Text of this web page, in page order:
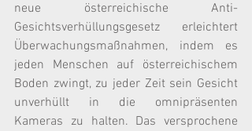
neue österreichische Anti-
Gesichtsverhüllungsgesetz erleichtert
Überwachungsmaßnahmen, indem es
jeden Menschen auf österreichischem
Boden zwingt, zu jeder Zeit sein Gesicht
unverhüllt in die omnipräsenten
Kameras zu halten. Das versprochene